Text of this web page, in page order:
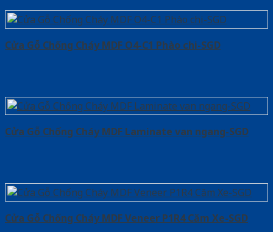
Cửa Gỗ Chống Cháy MDF O4-C1 Phào chi-SGD
Cửa Gỗ Chống Cháy MDF Laminate van ngang-SGD
Cửa Gỗ Chống Cháy MDF Veneer P1R4 Căm Xe-SGD